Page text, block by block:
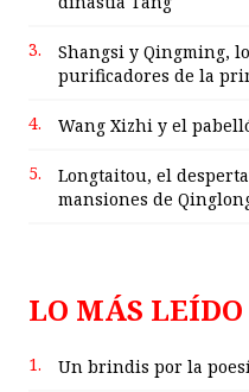
3.
Shangsi y Qingming,
purificadores de la
4. Wang Xizhi y el
5.
Longtaitou, el
mansiones de
LO MÁS LEÍDO
1. Un brindis por la